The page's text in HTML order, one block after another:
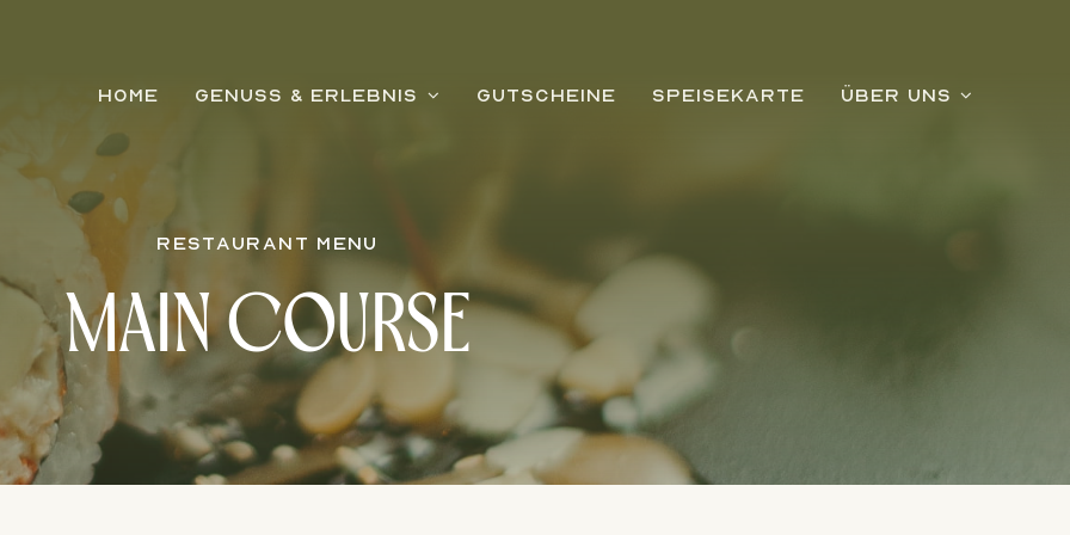
HOME GENUSS & ERLEBNIS GUTSCHEINE SPEISEKARTE ÜBER UNS
RESTAURANT MENU
MAIN COURSE